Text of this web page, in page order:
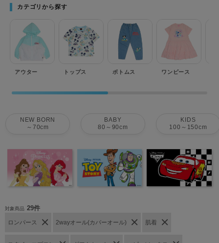
カテゴリから探す
アウター トップス ボトムス ワンピース
NEW BORN
～70cm
BABY
80～90cm
KIDS
100～150cm
対象商品 29件
ロンパース 2wayオール(カバーオール) 肌着